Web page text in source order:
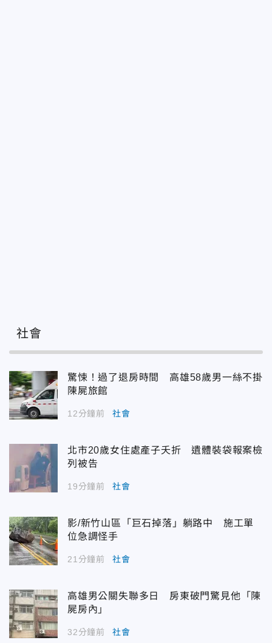
社會
驚悚！過了退房時間 高雄58歲男一絲不掛
陳屍旅館
12分鐘前 社會
北市20歲女住處產子夭折 遺體裝袋報案檢
列被告
19分鐘前 社會
影/新竹山區「巨石掉落」躺路中 施工單
位急調怪手
21分鐘前 社會
高雄男公關失聯多日 房東破門驚見他「陳
屍房內」
32分鐘前 社會